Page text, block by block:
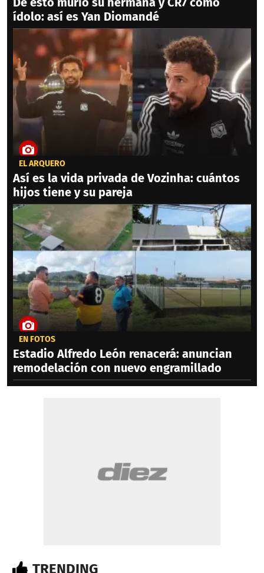
ídolo: así es Yan Diomandé
EL ARQUERO
Así es la vida privada de Vozinha: cuántos
hijos tiene y su pareja
EN FOTOS
Estadio Alfredo León renacerá: anuncian
remodelación con nuevo engramillado
TRENDING